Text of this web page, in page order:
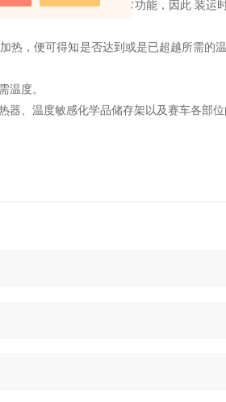
温，便足以损坏其正常功能，因此 装运
，便可得知是否达到或是已超越所需的
温度。
、温度敏感化学品储存架以及赛车各部位